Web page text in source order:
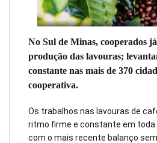
No Sul de Minas, cooperados
produção das lavouras;
constante nas mais de 370
cooperativa.
Os trabalhos nas lavouras de
ritmo firme e constante em toda
com o mais recente balanço